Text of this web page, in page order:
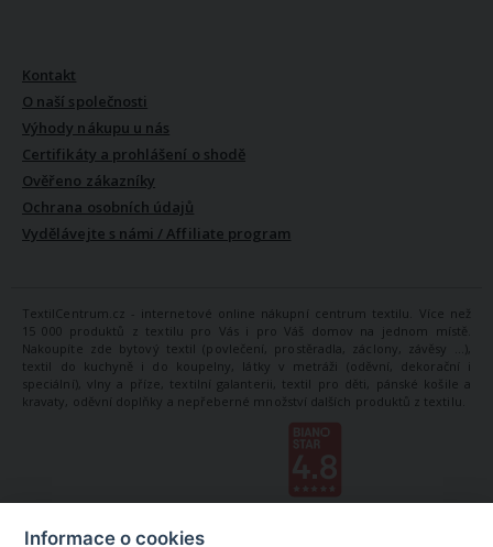
Kontakt
O naší společnosti
Výhody nákupu u nás
Certifikáty a prohlášení o shodě
Ověřeno zákazníky
Ochrana osobních údajů
Vydělávejte s námi / Affiliate program
TextilCentrum.cz - internetové online nákupní centrum textilu. Více než
15 000 produktů z textilu pro Vás i pro Váš domov na jednom místě.
Nakoupíte zde bytový textil (povlečení, prostěradla, záclony, závěsy ...),
textil do kuchyně i do koupelny, látky v metráži (oděvní, dekorační i
speciální), vlny a příze, textilní galanterii, textil pro děti, pánské košile a
kravaty, oděvní doplňky a nepřeberné množství dalších produktů z textilu.
Informace o cookies